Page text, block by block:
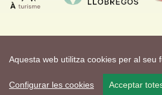
Aquesta web utilitza cookies per al seu
Configurar les cookies Acceptar